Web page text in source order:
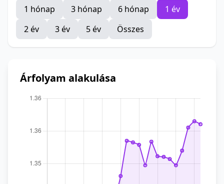
1 hónap 3 hónap 6 hónap
1 év
2 év
3 év 5 év Összes
Árfolyam alakulása